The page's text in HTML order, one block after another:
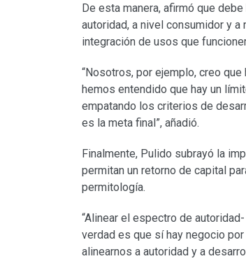
De esta manera, afirmó que
autoridad, a nivel consumidor y
integración de usos que
“Nosotros, por ejemplo, creo
hemos entendido que hay un
empatando los criterios de
es la meta final”, añadió.
Finalmente, Pulido subrayó la
permitan un retorno de capital
permitología.
“Alinear el espectro de
verdad es que sí hay negocio
alinearnos a autoridad y a